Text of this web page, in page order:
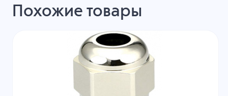
Похожие товары